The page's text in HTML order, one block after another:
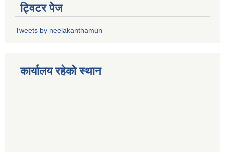
ट्विटर पेज
Tweets by neelakanthamun
कार्यालय रहेको स्थान